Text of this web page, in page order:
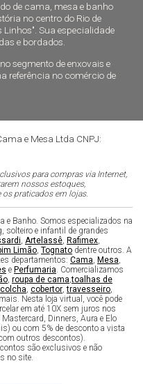
de cama, mesa e banho
no centro do Rio de
Linhos". Sua especialidade
e bordados.
segmento de enxovais e
referência no comércio de
e Mesa Ltda CNPJ:
para compras via Internet,
nossos estoques,
praticados em lojas.
e Banho. Somos especializados na
solteiro e infantil de grandes
Artelassê Rafimex
Limão Tognato dentre outros. A
departamentos: Cama Mesa
e Perfumaria . Comercializamos
roupa de cama ,toalhas de
colcha cobertor ,travesseiro
Nesta loja virtual, você pode
em até 10X sem juros nos
Dinners, Aura e Elo
ou com 5% de desconto a vista
outros descontos).
são exclusivos e não
no site.